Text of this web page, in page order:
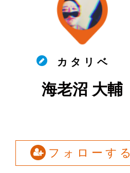
カ タ リ ベ
海老沼 大輔
フォローする